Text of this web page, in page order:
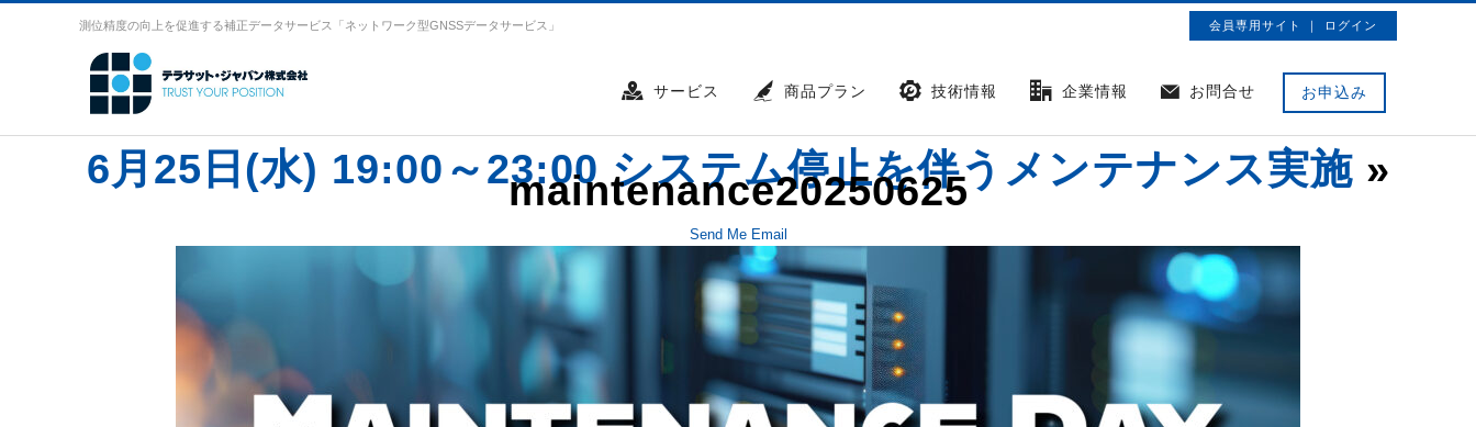
測位精度の向上を促進する補正データサービス「ネットワーク型GNSSデータサービス」 会員専用サイト ｜ ログイン
サービス 商品プラン 技術情報 企業情報 お問合せ お申込み
6月25日(水) 19:00～23:00 システム停止を伴うメンテナンス実施»
maintenance20250625
Send Me Email